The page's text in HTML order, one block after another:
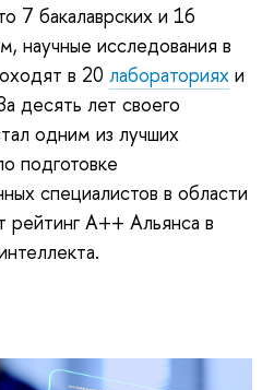
7 бакалаврских и 16
научные исследования в
в 20 лабораториях и
десять лет своего
одним из лучших
подготовке
специалистов в области
А++ Альянса в